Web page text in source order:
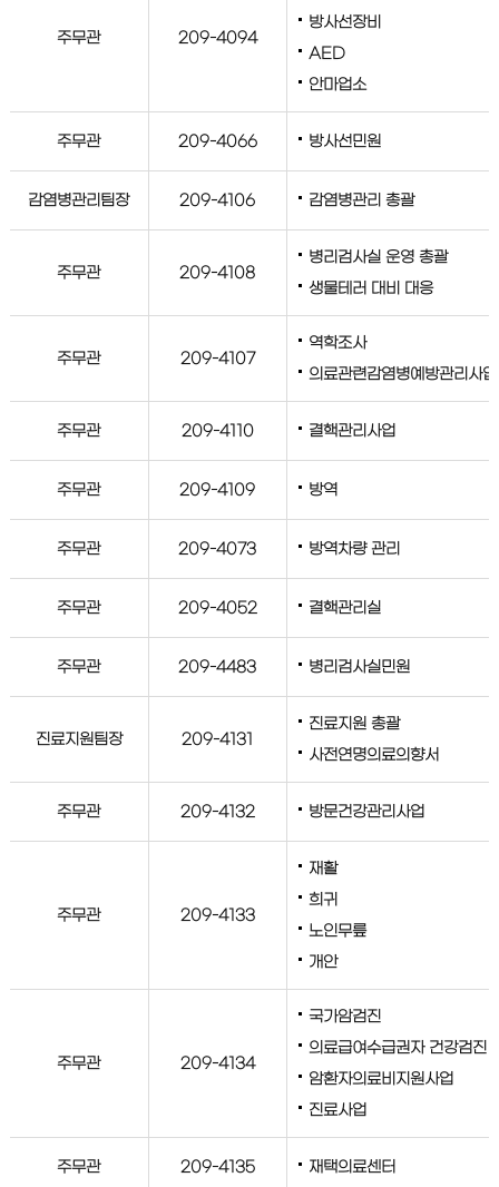
주무관 209-4094
방사선장비
AED
안마업소
주무관 209-4066 방사선민원
감염병관리팀장 209-4106 감염병관리 총괄
주무관 209-4108
병리검사실 운영 총괄
생물테러 대비 대응
주무관 209-4107
역학조사
의료관련감염병예방관리사업
주무관 209-4110 결핵관리사업
주무관 209-4109 방역
주무관 209-4073 방역차량 관리
주무관 209-4052 결핵관리실
주무관 209-4483 병리검사실민원
진료지원팀장 209-4131
진료지원 총괄
사전연명의료의향서
주무관 209-4132 방문건강관리사업
주무관 209-4133
재활
희귀
노인무릎
개안
주무관 209-4134
국가암검진
의료급여수급권자 건강검진
암환자의료비지원사업
진료사업
주무관 209-4135 재택의료센터